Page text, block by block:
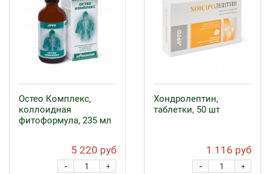
Остео Комплекс,
коллоидная
фитоформула, 235 мл
5 220 руб
+
-
Хондролептин,
таблетки, 50 шт
1 116 руб
+
-